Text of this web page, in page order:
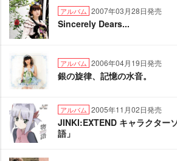
アルバム 2007年03月28日発売
Sincerely Dears...
アルバム 2006年04月19日発売
銀の旋律、記憶の水音。
アルバム 2005年11月02日発売
JINKI:EXTEND キャラクター
語」